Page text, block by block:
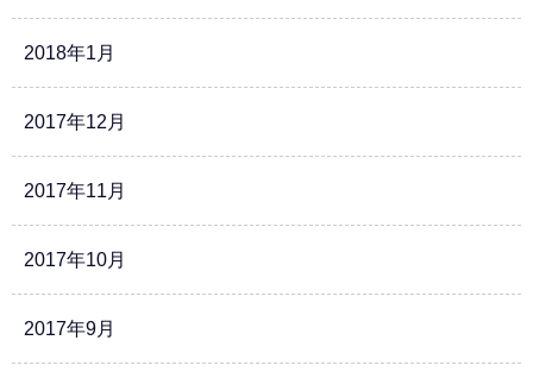
2018年1月
2017年12月
2017年11月
2017年10月
2017年9月